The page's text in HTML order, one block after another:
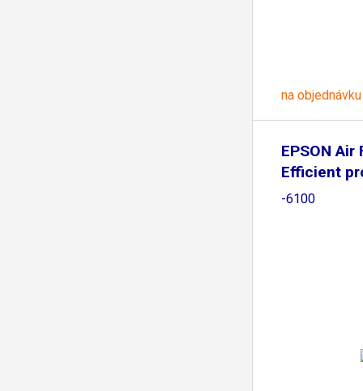
na objednávku
EPSON
Efficient
-6100